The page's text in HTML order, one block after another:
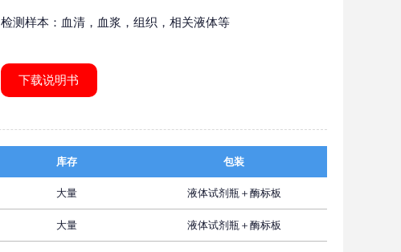
检测样本：血清，血浆，组织，相关液体等
下载说明书
库存 包装
大量 液体试剂瓶＋酶标板
大量 液体试剂瓶＋酶标板